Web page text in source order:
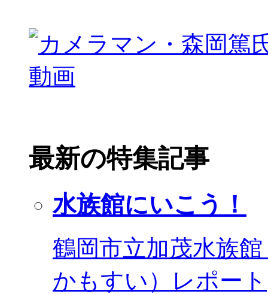
最新の特集記事
水族館にいこう！
鶴岡市立加茂水族
かもすい）レポート